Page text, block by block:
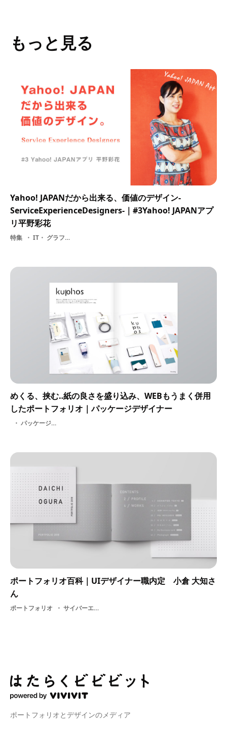
もっと見る
Yahoo! JAPANだから出来る、価値のデザイン-
ServiceExperienceDesigners-｜#3Yahoo! JAPANアプ
リ平野彩花
特集 IT・ グラフィッカー・ グラフィックデザイン・ 【PR】ヤフー株式会社
めくる、挟む‥紙の良さを盛り込み、WEBもうまく併用
したポートフォリオ｜パッケージデザイナー
パッケージデザイナー
ポートフォリオ百科｜UIデザイナー職内定 小倉 大知さ
ん
ポートフォリオ サイバーエージェント
ポートフォリオとデザインのメディア